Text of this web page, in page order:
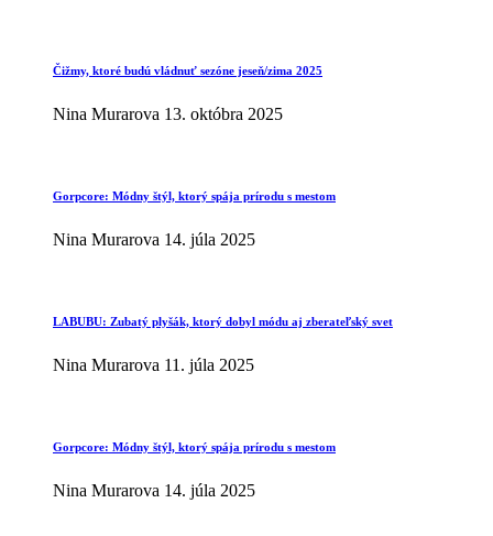
Čižmy, ktoré budú vládnuť sezóne jeseň/zima 2025
Nina Murarova 13. októbra 2025
Gorpcore: Módny štýl, ktorý spája prírodu s mestom
Nina Murarova 14. júla 2025
LABUBU: Zubatý plyšák, ktorý dobyl módu aj zberateľský svet
Nina Murarova 11. júla 2025
Gorpcore: Módny štýl, ktorý spája prírodu s mestom
Nina Murarova 14. júla 2025